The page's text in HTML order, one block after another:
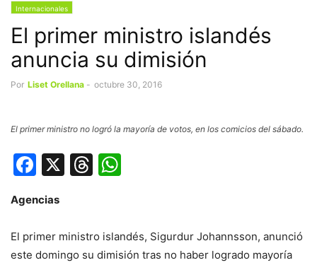
Internacionales
El primer ministro islandés
anuncia su dimisión
Por Liset Orellana - octubre 30, 2016
El primer ministro no logró la mayoría de votos, en los comicios del sábado.
Facebook
X Threads
Agencias
El primer ministro islandés, Sigurdur Johannsson, anunció
este domingo su dimisión tras no haber logrado mayoría